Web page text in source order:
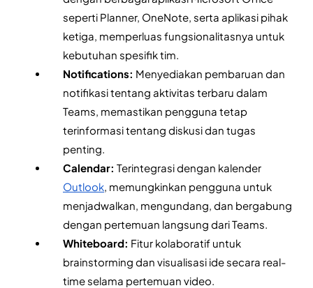
seperti Planner, OneNote, serta aplikasi pihak
ketiga, memperluas fungsionalitasnya untuk
kebutuhan spesifik tim.
Notifications: Menyediakan pembaruan dan
notifikasi tentang aktivitas terbaru dalam
Teams, memastikan pengguna tetap
terinformasi tentang diskusi dan tugas
penting.
Calendar:
Outlook, memungkinkan pengguna untuk
menjadwalkan, mengundang, dan bergabung
dengan pertemuan langsung dari Teams.
Whiteboard: Fitur kolaboratif untuk
brainstorming dan visualisasi ide secara real-
time selama pertemuan video.